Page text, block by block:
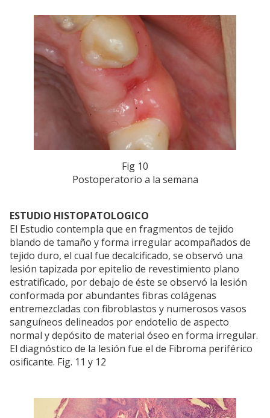
Fig 10
Postoperatorio a la semana
ESTUDIO HISTOPATOLOGICO
El Estudio contempla que en fragmentos de tejido
blando de tamaño y forma irregular acompañados de
tejido duro, el cual fue decalcificado, se observó una
lesión tapizada por epitelio de revestimiento plano
estratificado, por debajo de éste se observó la lesión
conformada por abundantes fibras colágenas
entremezcladas con fibroblastos y numerosos vasos
sanguíneos delineados por endotelio de aspecto
normal y depósito de material óseo en forma irregular.
El diagnóstico de la lesión fue el de Fibroma periférico
osificante. Fig. 11 y 12